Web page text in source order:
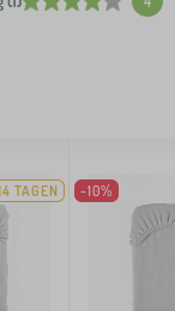
TAGEN -10%